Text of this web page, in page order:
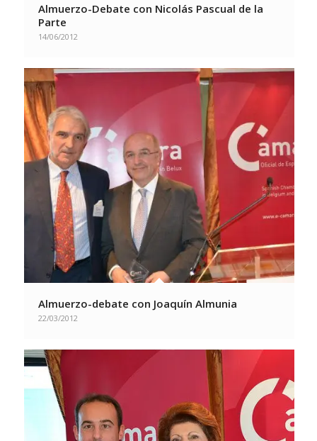
Almuerzo-Debate con Nicolás Pascual de la
Parte
14/06/2012
Almuerzo-debate con Joaquín Almunia
22/03/2012